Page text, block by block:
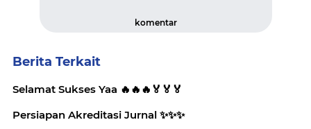
komentar
Berita Terkait
Selamat Sukses Yaa 🔥🔥🔥🏅🏅🏅
Persiapan Akreditasi Jurnal ✨️✨️✨️